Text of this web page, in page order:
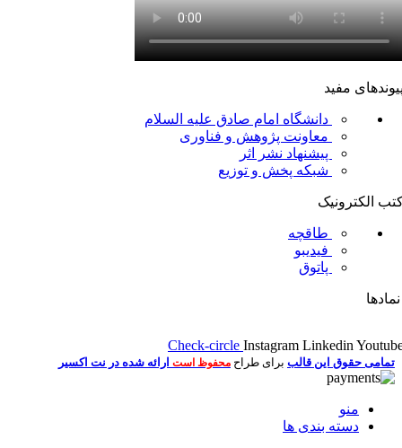
مفید
دانشگاه امام صادق علیه السلام
معاونت پژوهش و فناوری
پیشنهاد نشر اثر
شبکه پخش و توزیع
الکترونیک
طاقچه
فیدیبو
پاتوق
Check-circle Instagram Linkedin
تمامی حقوق این قالب برای طراح محفوظ است ارائه شده در نت اکسیر
منو
دسته بندی ها